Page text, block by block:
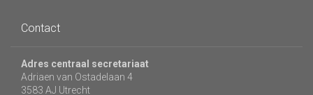
Contact
Adres centraal secretariaat
Adriaen van Ostadelaan 4
3583 AJ Utrecht